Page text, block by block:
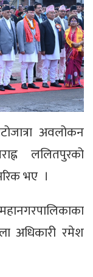
अवलोकन
ललितपुरको
भए ।
अधिकारी रमेश